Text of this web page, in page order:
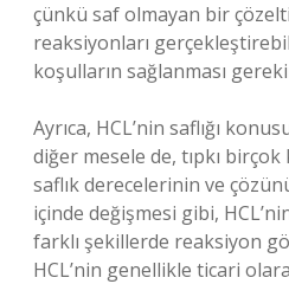
çünkü saf olmayan bir
reaksiyonları
koşulların sağlanması
Ayrıca, HCL’nin saflığı
diğer mesele de, tıpkı
saflık derecelerinin ve
içinde değişmesi gibi,
farklı şekillerde reaksiyon
HCL’nin genellikle ticari